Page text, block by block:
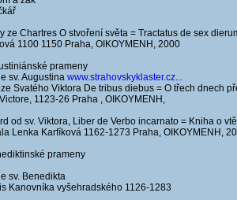
ze Chartres O stvoření světa = Tractatus de sex
1100 1150 Praha, OIKOYMENH, 2000
prameny
sv. Augustina www.strahovskyklaster.cz...
Svatého Viktora De tribus diebus = O třech dnech
1123-26 Praha , OIKOYMENH,
od sv. Viktora, Liber de Verbo incarnato = Kniha o
Lenka Karfíková 1162-1273 Praha, OIKOYMENH,
prameny
sv. Benedikta
Kanovníka vyšehradského 1126-1283